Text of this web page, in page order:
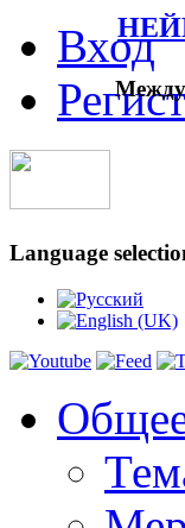
Вход
Language